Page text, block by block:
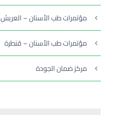
مؤتمرات طب الأسنان – العريش
مؤتمرات طب الأسنان – قنطرة
مركز ضمان الجودة